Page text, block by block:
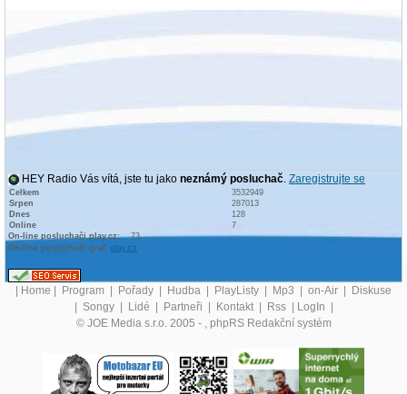
HEY Radio Vás vítá, jste tu jako neznámý posluchač. Zaregistrujte se
Celkem
3532949
Srpen
287013
Dnes
128
Online
7
On-line posluchači play.cz:
73
On-line posluchači graf: play.cz
Home Program Pořady Hudba PlayListy Mp3 on-Air
Diskuse
Songy Lidé Partneři Kontakt Rss LogIn
© JOE Media s.r.o. 2005 - , phpRS Redakční systém